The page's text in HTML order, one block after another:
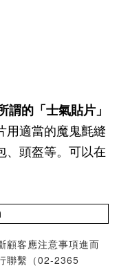
的「士氣貼片」
適當的魔鬼氈縫
頭盔等。可以在
顧客應注意事項進而
聯繫（02-2365